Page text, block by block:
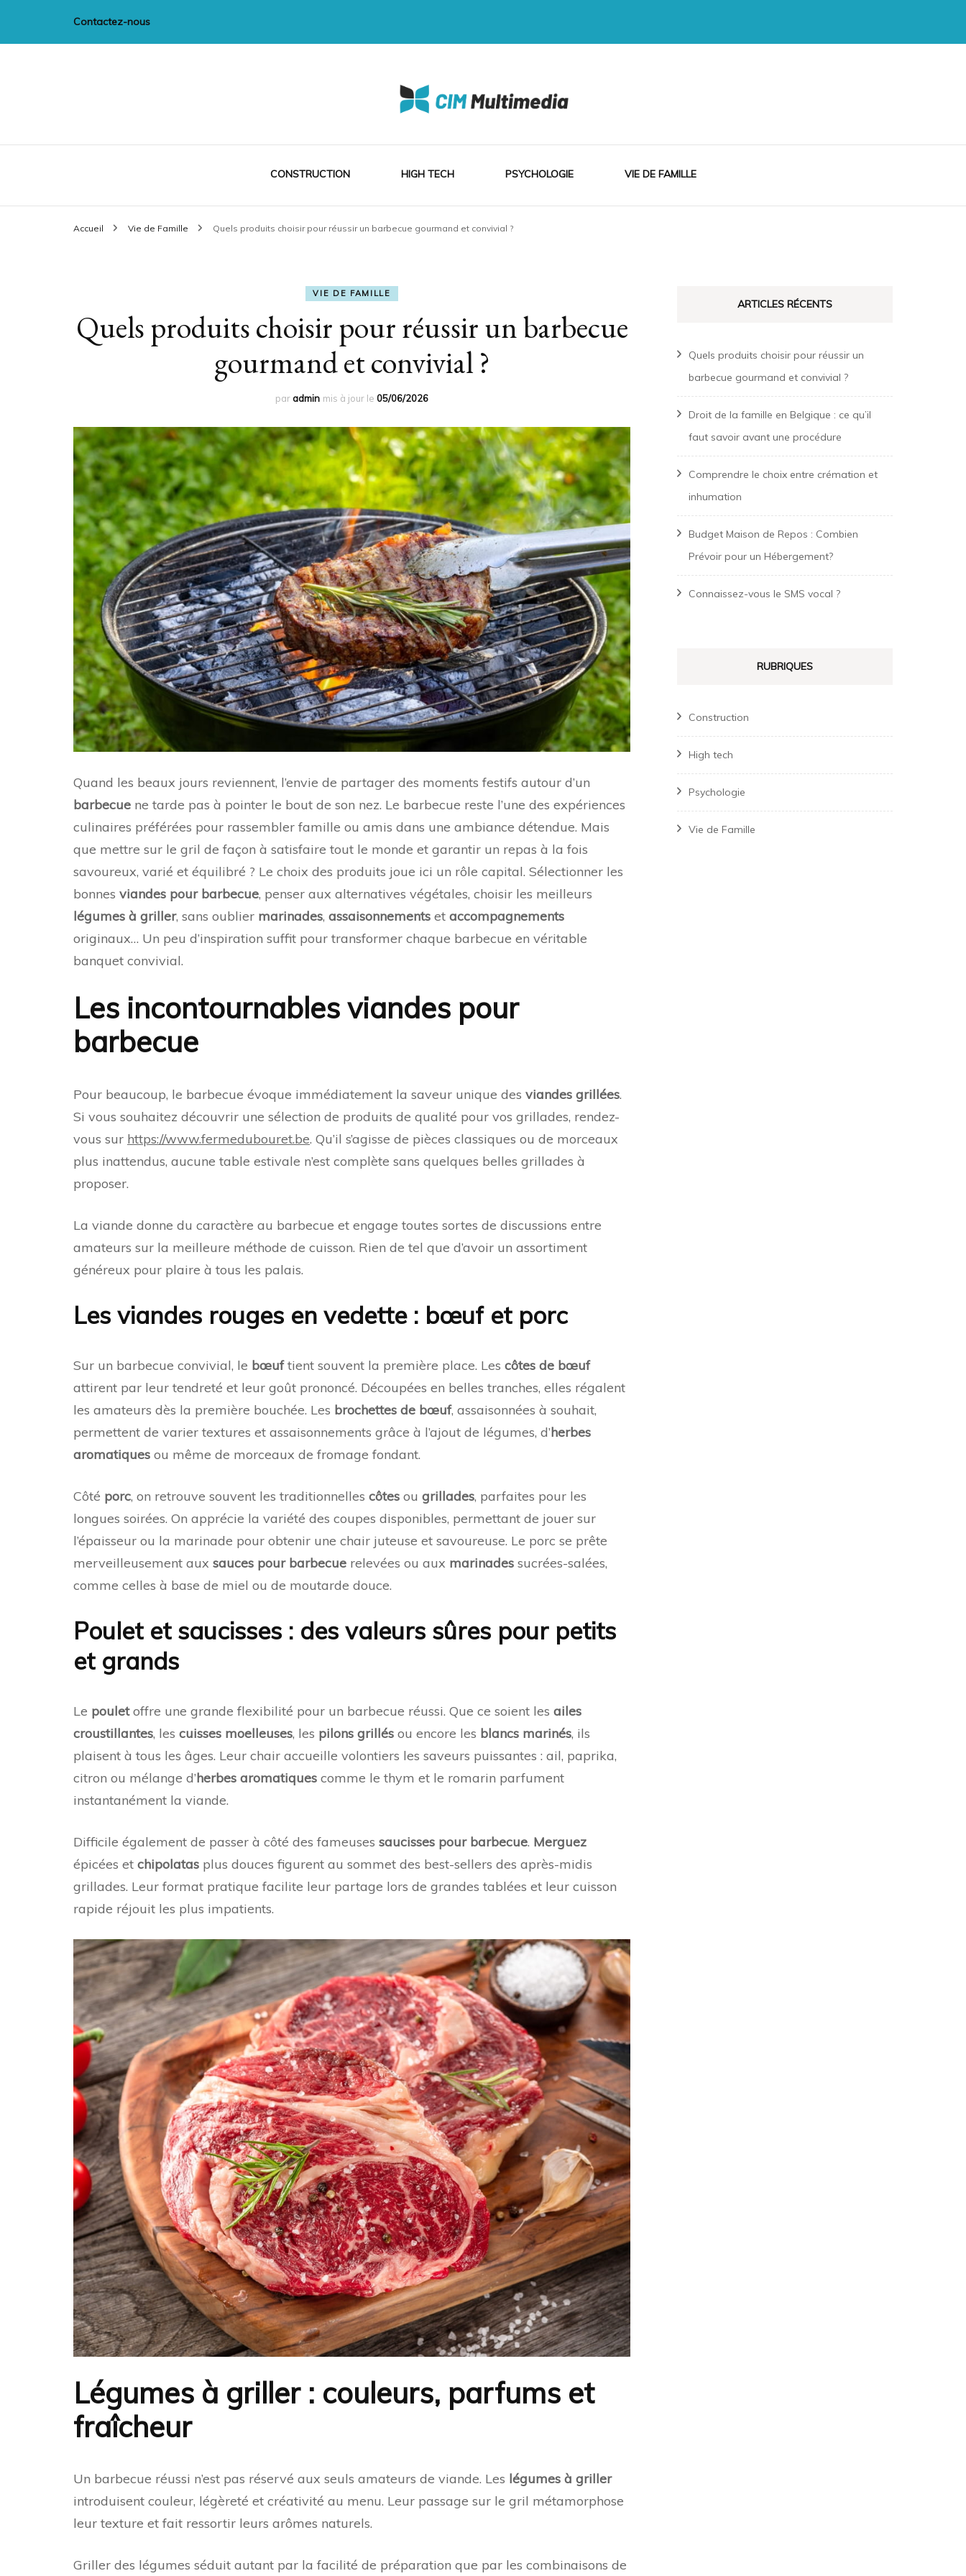
Contactez-nous
CIM-Multimédia
CONSTRUCTION HIGH TECH PSYCHOLOGIE VIE DE FAMILLE
Accueil Vie de Famille Quels produits choisir pour réussir un barbecue gourmand et convivial ?
VIE DE FAMILLE
Quels produits choisir pour réussir un barbecue
gourmand et convivial ?
paradmin mis à jour le 05/06/2026
Quand les beaux jours reviennent, l’envie de partager des moments festifs autour d’un
barbecue ne tarde pas à pointer le bout de son nez. Le barbecue reste l’une des expériences
culinaires préférées pour rassembler famille ou amis dans une ambiance détendue. Mais
que mettre sur le gril de façon à satisfaire tout le monde et garantir un repas à la fois
savoureux, varié et équilibré ? Le choix des produits joue ici un rôle capital. Sélectionner les
bonnes viandes pour barbecue, penser aux alternatives végétales, choisir les meilleurs
légumes à griller, sans oublier marinades, assaisonnements et accompagnements
originaux… Un peu d’inspiration suffit pour transformer chaque barbecue en véritable
banquet convivial.
Les incontournables viandes pour
barbecue
Pour beaucoup, le barbecue évoque immédiatement la saveur unique des viandes grillées.
Si vous souhaitez découvrir une sélection de produits de qualité pour vos grillades, rendez-
vous sur https://www.fermedubouret.be. Qu’il s’agisse de pièces classiques ou de morceaux
plus inattendus, aucune table estivale n’est complète sans quelques belles grillades à
proposer.
La viande donne du caractère au barbecue et engage toutes sortes de discussions entre
amateurs sur la meilleure méthode de cuisson. Rien de tel que d’avoir un assortiment
généreux pour plaire à tous les palais.
Les viandes rouges en vedette : bœuf et porc
Sur un barbecue convivial, le bœuftient souvent la première place. Les côtes de bœuf
attirent par leur tendreté et leur goût prononcé. Découpées en belles tranches, elles régalent
les amateurs dès la première bouchée. Les brochettes de bœuf, assaisonnées à souhait,
permettent de varier textures et assaisonnements grâce à l’ajout de légumes, d’herbes
aromatiques ou même de morceaux de fromage fondant.
Côté porc, on retrouve souvent les traditionnelles côtes ou grillades, parfaites pour les
longues soirées. On apprécie la variété des coupes disponibles, permettant de jouer sur
l’épaisseur ou la marinade pour obtenir une chair juteuse et savoureuse. Le porc se prête
merveilleusement aux sauces pour barbecue relevées ou aux marinades sucrées-salées,
comme celles à base de miel ou de moutarde douce.
Poulet et saucisses : des valeurs sûres pour petits
et grands
Le pouletoffre une grande flexibilité pour un barbecue réussi. Que ce soient les ailes
croustillantes, les cuisses moelleuses, les pilons grillés ou encore les blancs marinés, ils
plaisent à tous les âges. Leur chair accueille volontiers les saveurs puissantes : ail, paprika,
citron ou mélange d’herbes aromatiques comme le thym et le romarin parfument
instantanément la viande.
Difficile également de passer à côté des fameuses saucisses pour barbecue. Merguez
épicées et chipolatas plus douces figurent au sommet des best-sellers des après-midis
grillades. Leur format pratique facilite leur partage lors de grandes tablées et leur cuisson
rapide réjouit les plus impatients.
Légumes à griller : couleurs, parfums et
fraîcheur
Un barbecue réussi n’est pas réservé aux seuls amateurs de viande. Les légumes à griller
introduisent couleur, légèreté et créativité au menu. Leur passage sur le gril métamorphose
leur texture et fait ressortir leurs arômes naturels.
Griller des légumes séduit autant par la facilité de préparation que par les combinaisons de
ARTICLES RÉCENTS
Quels produits choisir pour réussir un
barbecue gourmand et convivial ?
Droit de la famille en Belgique : ce qu’il
faut savoir avant une procédure
Comprendre le choix entre crémation et
inhumation
Budget Maison de Repos : Combien
Prévoir pour un Hébergement?
Connaissez-vous le SMS vocal ?
RUBRIQUES
Construction
High tech
Psychologie
Vie de Famille